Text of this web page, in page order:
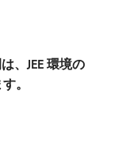
、JEE 環境の
。